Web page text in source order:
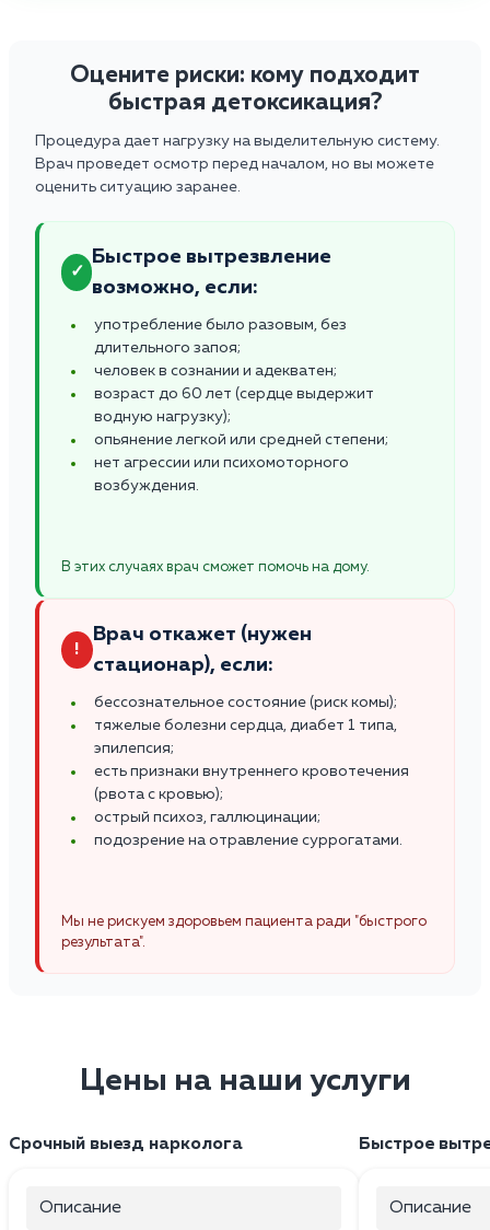
Оцените риски: кому подходит
быстрая детоксикация?
Процедура дает нагрузку на выделительную систему.
Врач проведет осмотр перед началом, но вы можете
оценить ситуацию заранее.
✓
Быстрое вытрезвление
возможно, если:
употребление было разовым, без
длительного запоя;
человек в сознании и адекватен;
возраст до 60 лет (сердце выдержит
водную нагрузку);
опьянение легкой или средней степени;
нет агрессии или психомоторного
возбуждения.
В этих случаях врач сможет помочь на дому.
!
Врач откажет (нужен
стационар), если:
бессознательное состояние (риск комы);
тяжелые болезни сердца, диабет 1 типа,
эпилепсия;
есть признаки внутреннего кровотечения
(рвота с кровью);
острый психоз, галлюцинации;
подозрение на отравление суррогатами.
Мы не рискуем здоровьем пациента ради "быстрого
результата".
Цены на наши услуги
Срочный выезд нарколога
Описание
Быстрое
Описание